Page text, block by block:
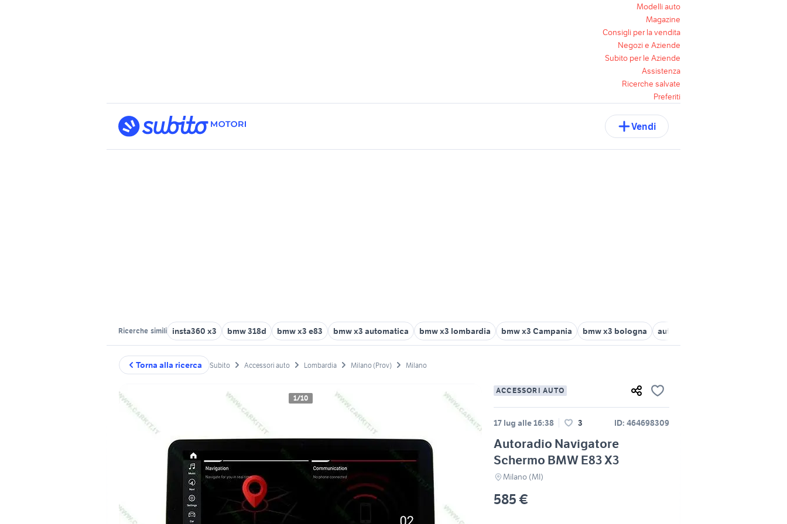
Modelli auto
Magazine
Consigli per la vendita
Negozi e Aziende
Subito per le Aziende
Assistenza
Ricerche salvate
Preferiti
Vendi
Ricerche simili insta360 x3 bmw 318d bmw x3 e83 bmw x3 automatica bmw x3 lombardia bmw x3 Campania bmw x3 bologna auto bmw x3 Campania
Torna alla ricerca Subito Accessori auto Lombardia Milano (Prov) Milano
1/10
ACCESSORI AUTO
17 lug alle 16:38 3 ID: 464698309
Autoradio Navigatore
Schermo BMW E83 X3
Milano (MI)
585 €